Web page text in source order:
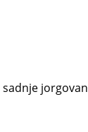
sadnje